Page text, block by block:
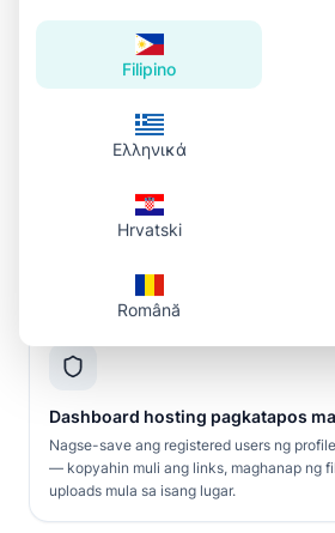
URL na friendly sa profile card
Malinis na .png/.jpg links na tinatanggap
forums, at social posts nang walang extra
HTML at BBCode para sa artists
walang manual img tag editing sa busy
Dashboard hosting pagkatapos
Nagse-save ang registered users ng
— kopyahin muli ang links, maghanap ng
uploads mula sa isang lugar.
Filipino
Ελληνικά
Hrvatski
Română